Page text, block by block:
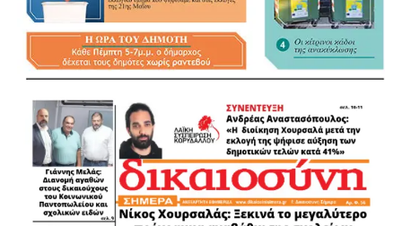
Αναφερόμενος στη συζήτηση για το εκλογικό σύστημα, τη
δεύτερη Κυριακή και την Αποκεντρωμένη Διοίκηση, ο